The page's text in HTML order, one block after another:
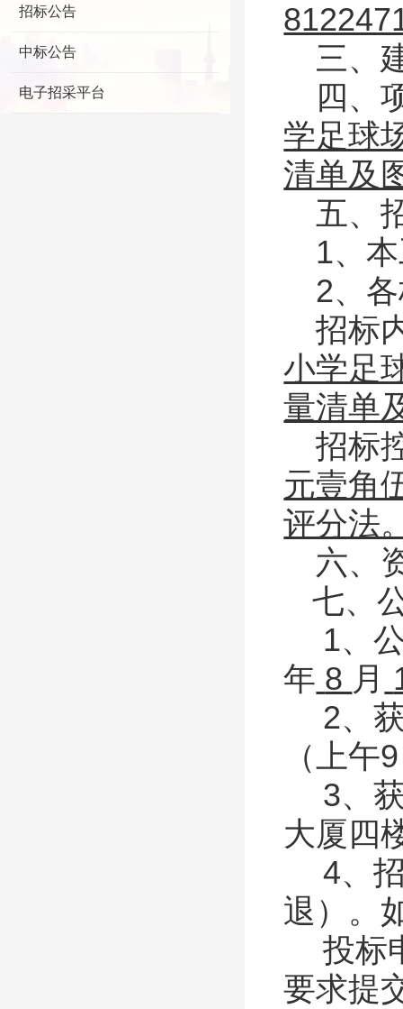
招标公告
中标公告
电子招采平台
三、
四、
学足球
清单及
五、
1、
2、
招标
小学足
量清单
招标
元壹角
评分法
六、
七、
1、
年 8 月
2、
（上午9
3、
大厦四
4、
退）。
投标
要求提